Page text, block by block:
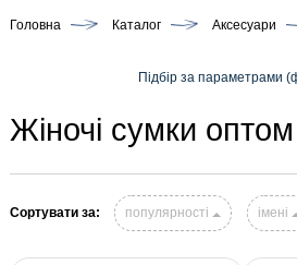
Головна Каталог Аксесуари
Підбір за параметрами
Жіночі сумки оптом
Сортувати за: популярності імені